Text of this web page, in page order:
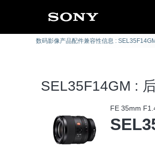
数码影像产品配件兼容性信息 : SEL35F14GM
SEL35F14GM :
FE 35mm